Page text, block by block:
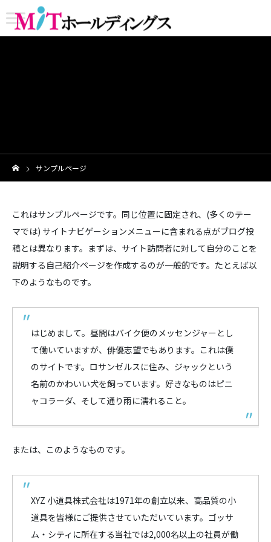
サンプルページ
これはサンプルページです。同じ位置に固定され、(多くのテー
マでは) サイトナビゲーションメニューに含まれる点がブログ投
稿とは異なります。まずは、サイト訪問者に対して自分のことを
説明する自己紹介ページを作成するのが一般的です。たとえば以
下のようなものです。
はじめまして。昼間はバイク便のメッセンジャーとし
て働いていますが、俳優志望でもあります。これは僕
のサイトです。ロサンゼルスに住み、ジャックという
名前のかわいい犬を飼っています。好きなものはピニ
ャコラーダ、そして通り雨に濡れること。
または、このようなものです。
XYZ 小道具株式会社は1971年の創立以来、高品質の小
道具を皆様にご提供させていただいています。ゴッサ
ム・シティに所在する当社では2,000名以上の社員が働